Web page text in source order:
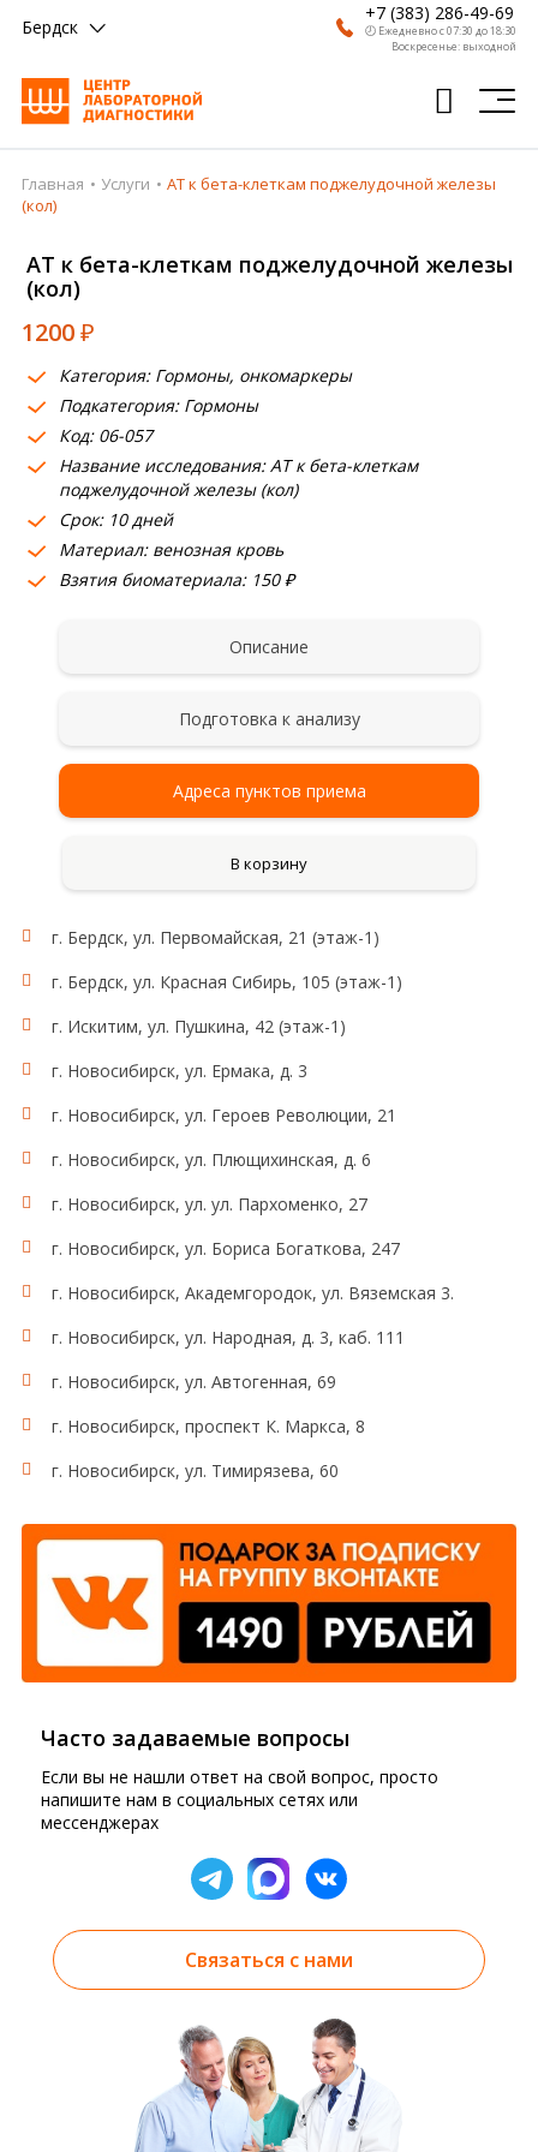
Бердск
+7 (383) 286-49-69
🕗 Ежедневно с 07:30 до 18:30
Воскресенье: выходной
Главная
Врачи
Получить результат
Пациентам
О компании
Где сдать
Партнерам
Главная Услуги
АТ к бета-клеткам поджелудочной железы
(кол)
АТ к бета-клеткам поджелудочной железы
(кол)
1200₽
Категория: Гормоны, онкомаркеры
Подкатегория: Гормоны
Код: 06-057
Название исследования: АТ к бета-клеткам
поджелудочной железы (кол)
Срок: 10 дней
Материал: венозная кровь
Взятия биоматериала: 150 ₽
Описание
Подготовка к анализу
Адреса пунктов приема
В корзину
г. Бердск, ул. Первомайская, 21 (этаж-1)
г. Бердск, ул. Красная Сибирь, 105 (этаж-1)
г. Искитим, ул. Пушкина, 42 (этаж-1)
г. Новосибирск, ул. Ермака, д. 3
г. Новосибирск, ул. Героев Революции, 21
г. Новосибирск, ул. Плющихинская, д. 6
г. Новосибирск, ул. ул. Пархоменко, 27
г. Новосибирск, ул. Бориса Богаткова, 247
г. Новосибирск, Академгородок, ул. Вяземская 3.
г. Новосибирск, ул. Народная, д. 3, каб. 111
г. Новосибирск, ул. Автогенная, 69
г. Новосибирск, проспект К. Маркса, 8
г. Новосибирск, ул. Тимирязева, 60
Часто задаваемые вопросы
Если вы не нашли ответ на свой вопрос, просто
напишите нам в социальных сетях или
мессенджерах
Связаться с нами